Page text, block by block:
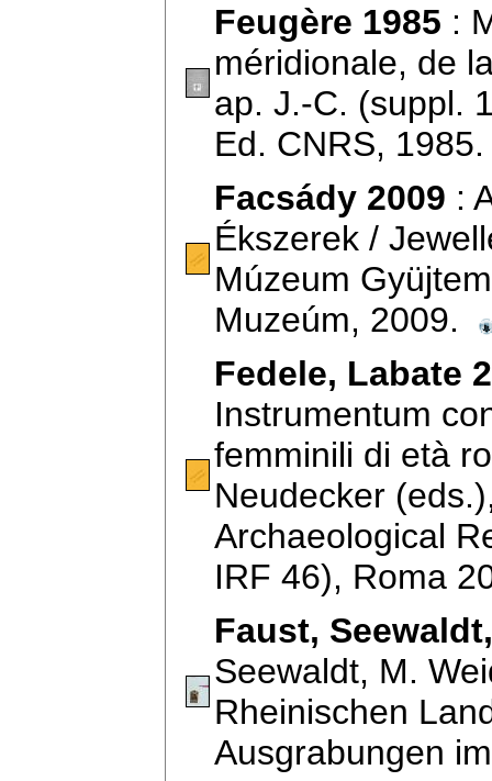
Feugère 1985 :
méridionale, de
ap. J.-C. (suppl.
Ed. CNRS,
Facsády 2009 :
Ékszerek /
Múzeum
Muzeúm, 2009.
Fedele, Labate
Instrumentum
femminili di età
Neudecker
Archaeological
IRF 46), Roma
Faust,
Seewaldt, M.
Rheinischen
Ausgrabungen